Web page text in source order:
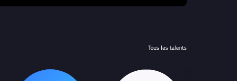
Tous les talents